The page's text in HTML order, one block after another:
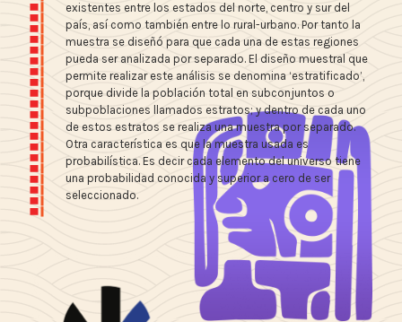
existentes entre los estados del norte, centro y sur del
país, así como también entre lo rural-urbano. Por tanto la
muestra se diseñó para que cada una de estas regiones
pueda ser analizada por separado. El diseño muestral que
permite realizar este análisis se denomina ‘estratificado’,
porque divide la población total en subconjuntos o
subpoblaciones llamados estratos; y dentro de cada uno
de estos estratos se realiza una muestra por separado.
Otra característica es que la muestra usada es
probabilística. Es decir cada elemento del universo tiene
una probabilidad conocida y superior a cero de ser
seleccionado.